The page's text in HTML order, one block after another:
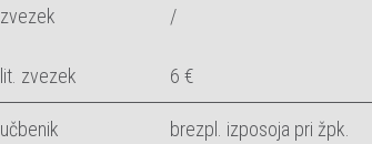
zvezek
lit. zvezek
/
6 €
učbenik
brezpl. izposoja pri žpk.